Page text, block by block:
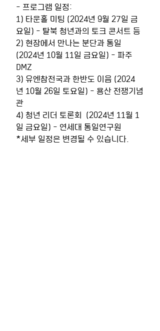
- 프로그램 일정:
1) 타운홀 미팅 (2024년 9월 27일 금
요일) - 탈북 청년과의 토크 콘서트 등
2) 현장에서 만나는 분단과 통일
(2024년 10월 11일 금요일) - 파주
DMZ
3) 유엔참전국과 한반도 이음 (2024
년 10월 26일 토요일) - 용산 전쟁기념
관
4) 청년 리더 토론회  (2024년 11월 1
일 금요일) - 연세대 통일연구원
​*세부 일정은 변경될 수 있습니다.